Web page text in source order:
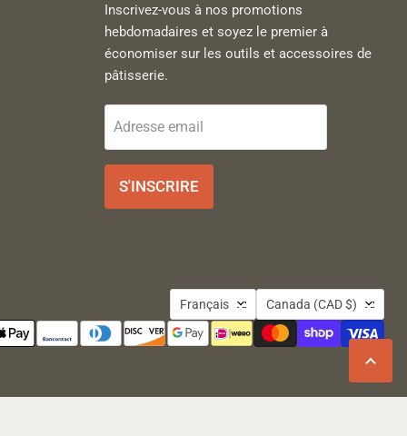
Inscrivez-vous à nos promotions
hebdomadaires et soyez le premier à
économiser sur les outils et accessoires de
pâtisserie.
Adresse email
S'INSCRIRE
Langue
Français Pays
Canada (CAD $)